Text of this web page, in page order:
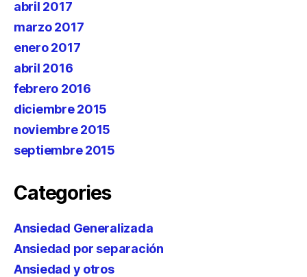
abril 2017
marzo 2017
enero 2017
abril 2016
febrero 2016
diciembre 2015
noviembre 2015
septiembre 2015
Categories
Ansiedad Generalizada
Ansiedad por separación
Ansiedad y otros